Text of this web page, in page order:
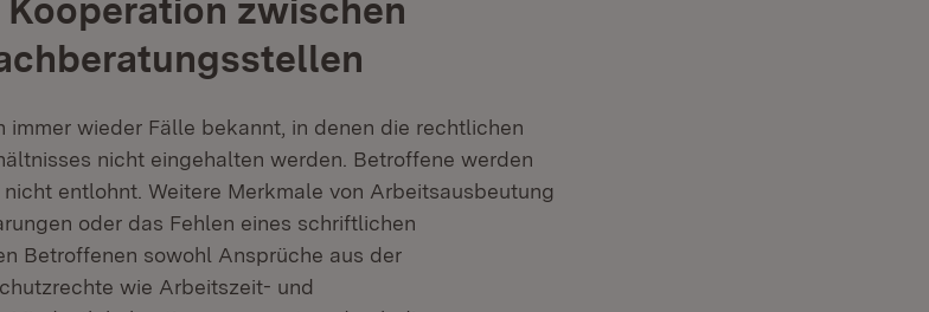
zwischen
immer wieder Fälle bekannt, in denen die rechtlichen
nicht eingehalten werden. Betroffene werden
entlohnt. Weitere Merkmale von Arbeitsausbeutung
oder das Fehlen eines schriftlichen
Betroffenen sowohl Ansprüche aus der
wie Arbeitszeit- und